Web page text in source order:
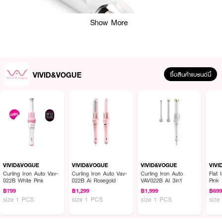
ผลลัพธ์ที่ได้ :
เคลือบหนาทนทานต่อสารเคมีและการขูดขีด ม้วนผมเป็นลอนธรรมชาติ
• ขนาดแกนม้วน 32 x 155 มม. ให้ผมเกลียวแน่นเป็นลอนสวย
• เหมาะกับคนผมยาว เพื่อผมลอนใหญ่สวยเซ็กซี่
Show More
VIVID&VOGUE ซื้อสินค้าแบรนด์นี้
VIVID&VOGUE
Curling Iron Auto Vav-
022B White Pink
฿799
size 1 PCS
VIVID&VOGUE
Curling Iron Auto Vav-
022B Ai Rosegold
฿1,299
size 1 PCS
VIVID&VOGUE
Curling Iron Auto
VAV022B AI 3in1
฿1,999
size 1 PCS
Flat
Pink
฿699
size